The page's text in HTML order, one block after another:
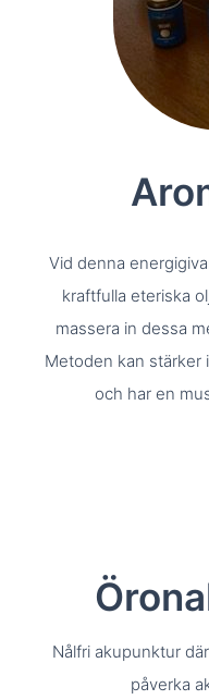
Vid denna
kraftfulla eteriska
massera in dessa
Metoden kan stärker
och har en
Nålfri akupunktur
påverka